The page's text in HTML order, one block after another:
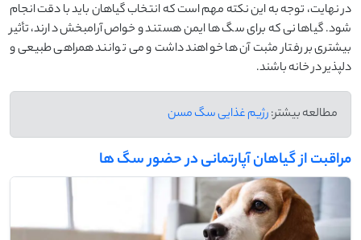
در نهایت، توجه به این نکته مهم است که انتخاب گیاهان باید با دقت انجام
شود. گیاهانی که برای سگ ‌ها ایمن هستند و خواص آرامبخش دارند، تأثیر
بیشتری بر رفتار مثبت آن‌ ها خواهند داشت و می ‌توانند همراهی طبیعی و
دلپذیر در خانه باشند.
مطالعه بیشتر:رژیم غذایی سگ مسن
مراقبت از گیاهان آپارتمانی در حضور سگ ها